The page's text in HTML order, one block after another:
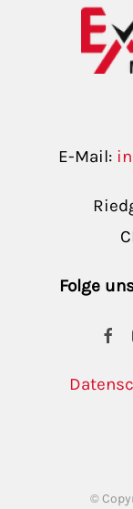
E-Mail:
Folge
©